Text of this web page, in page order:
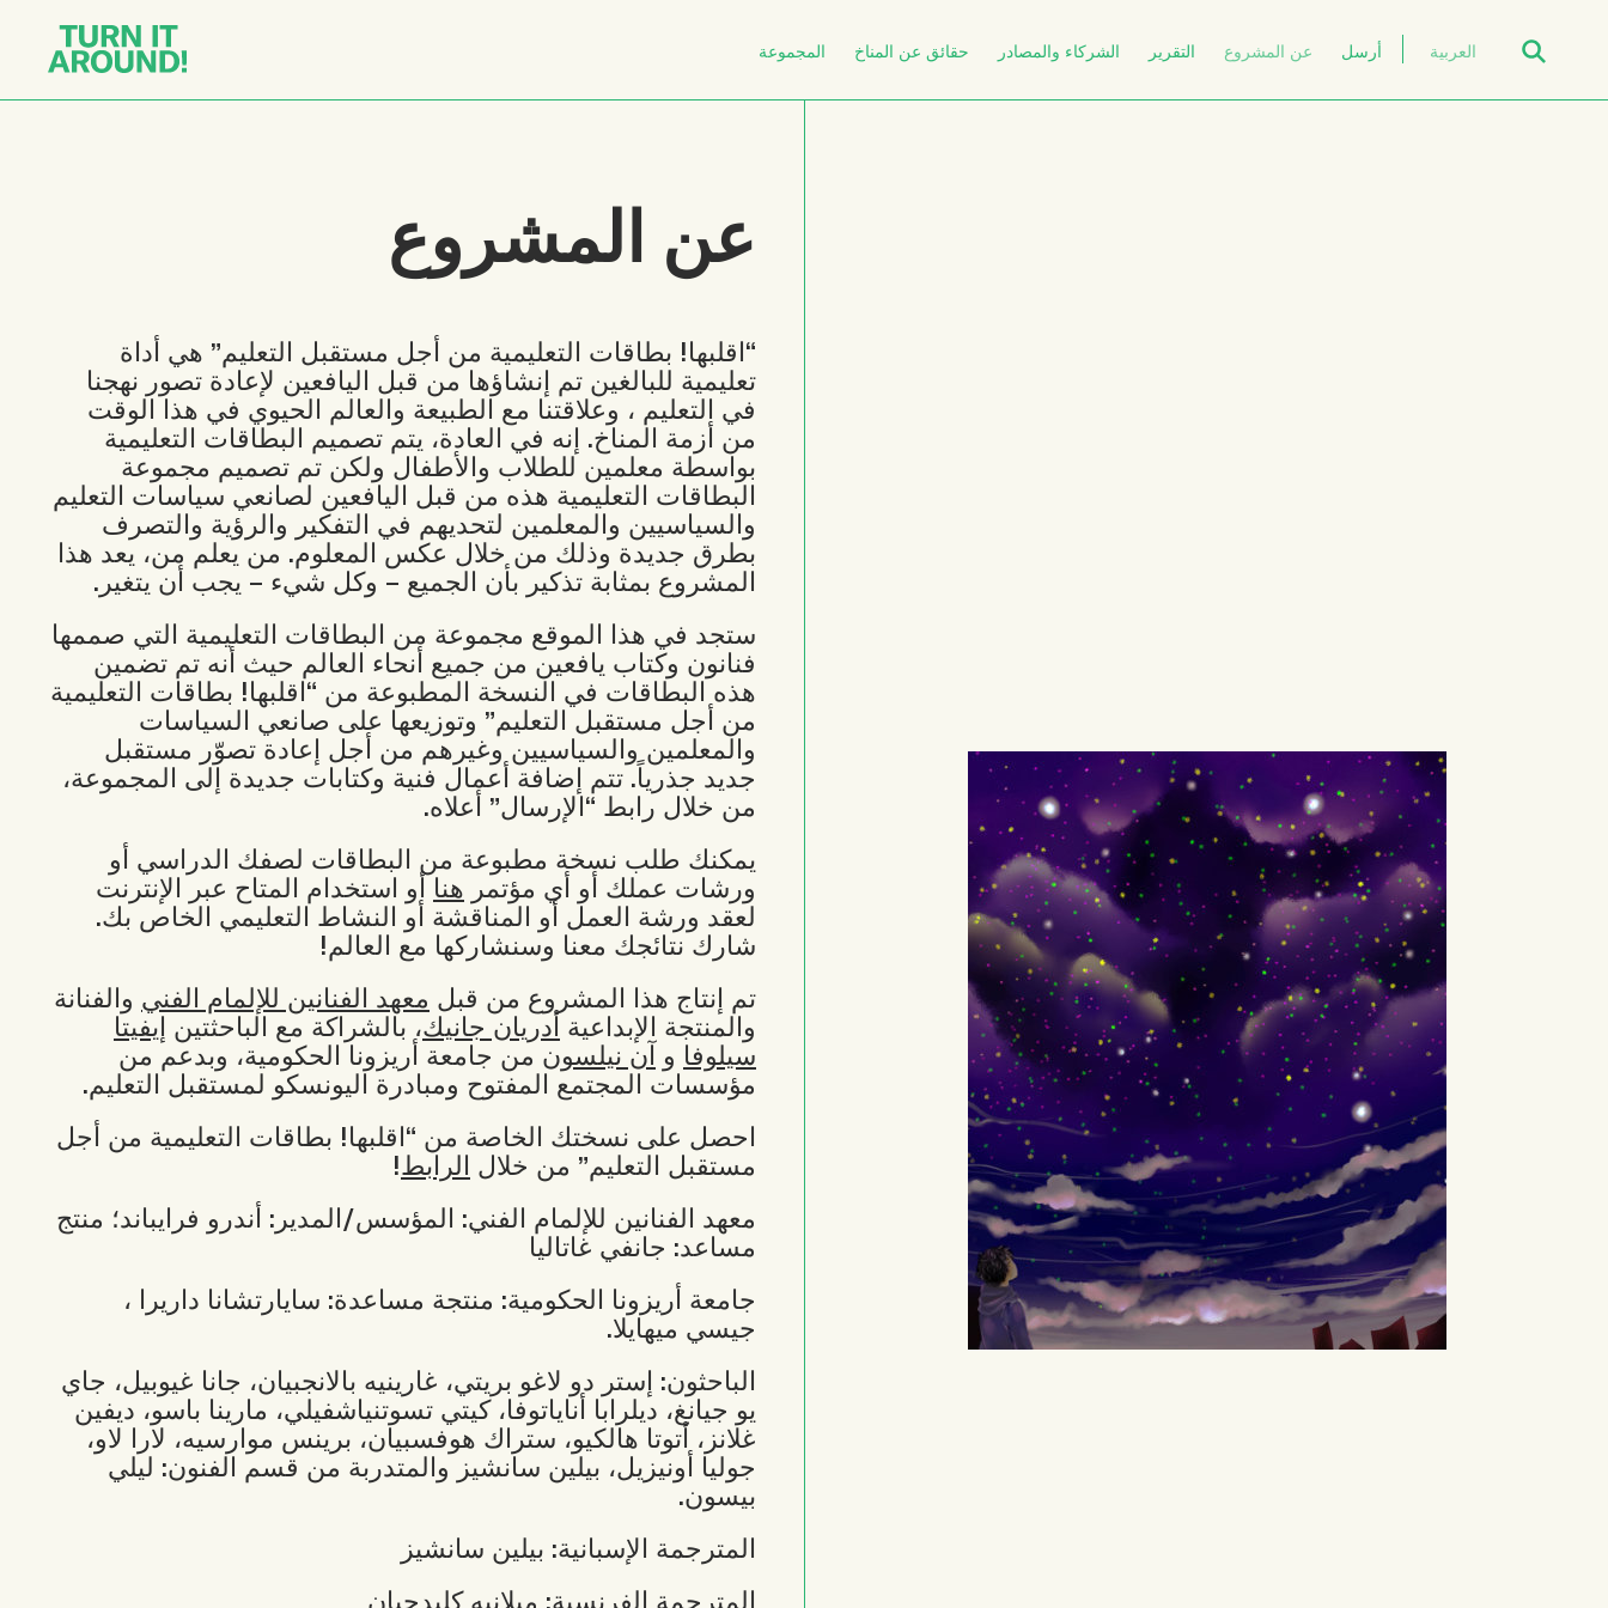
المجموعة حقائق عن المناخ الشركاء والمصادر التقرير عن المشروع أرسل العربية
عن المشروع
“اقلبها! بطاقات التعليمية من أجل مستقبل التعليم” هي أداة
تعليمية للبالغين تم إنشاؤها من قبل اليافعين لإعادة تصور نهجنا
في التعليم ، وعلاقتنا مع الطبيعة والعالم الحيوي في هذا الوقت
من أزمة المناخ. إنه في العادة، يتم تصميم البطاقات التعليمية
بواسطة معلمين للطلاب والأطفال ولكن تم تصميم مجموعة
البطاقات التعليمية هذه من قبل اليافعين لصانعي سياسات التعليم
والسياسيين والمعلمين لتحديهم في التفكير والرؤية والتصرف
بطرق جديدة وذلك من خلال عكس المعلوم. من يعلم من، يعد هذا
المشروع بمثابة تذكير بأن الجميع – وكل شيء – يجب أن يتغير.
ستجد في هذا الموقع مجموعة من البطاقات التعليمية التي صممها
فنانون وكتاب يافعين من جميع أنحاء العالم حيث أنه تم تضمين
هذه البطاقات في النسخة المطبوعة من “اقلبها! بطاقات التعليمية
من أجل مستقبل التعليم” وتوزيعها على صانعي السياسات
والمعلمين والسياسيين وغيرهم من أجل إعادة تصوّر مستقبل
جديد جذرياً. تتم إضافة أعمال فنية وكتابات جديدة إلى المجموعة،
من خلال رابط “الإرسال” أعلاه.
يمكنك طلب نسخة مطبوعة من البطاقات لصفك الدراسي أو
ورشات عملك أو أي مؤتمر هناأو استخدام المتاح عبر الإنترنت
لعقد ورشة العمل أو المناقشة أو النشاط التعليمي الخاص بك.
شارك نتائجك معنا وسنشاركها مع العالم!
تم إنتاج هذا المشروع من قبل معهد الفنانين للإلمام الفني والفنانة
والمنتجة الإبداعية أدريان جانيك، بالشراكة مع الباحثتين إيفيتا
سيلوفا و آن نيلسون من جامعة أريزونا الحكومية، وبدعم من
مؤسسات المجتمع المفتوح ومبادرة اليونسكو لمستقبل التعليم.
احصل على نسختك الخاصة من “اقلبها! بطاقات التعليمية من أجل
مستقبل التعليم” من خلال الرابط !
معهد الفنانين للإلمام الفني: المؤسس/المدير: أندرو فرايباند؛ منتج
مساعد: جانفي غاتاليا
جامعة أريزونا الحكومية: منتجة مساعدة: سايارتشانا داريرا ،
جيسي ميهايلا.
الباحثون: إستر دو لاغو بريتي، غارينيه بالانجبيان، جانا غيوبيل، جاي
يو جيانغ، ديلرابا أناياتوفا، كيتي تسوتنياشفيلي، مارينا باسو، ديفين
غلانز، أتوتا هالكيو، ستراك هوفسبيان، برينس موارسيه، لارا لاو،
جوليا أونيزيل، بيلين سانشيز والمتدربة من قسم الفنون: ليلي
بيسون.
المترجمة الإسبانية: بيلين سانشيز
المترجمة الفرنسية: ميلانيه كليدجيان